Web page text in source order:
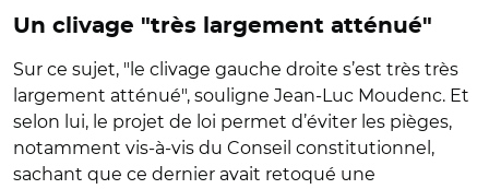
Un clivage "très largement atténué"
Sur ce sujet, "le clivage gauche droite s’est très très
largement atténué", souligne Jean-Luc Moudenc. Et
selon lui, le projet de loi permet d’éviter les pièges,
notamment vis-à-vis du Conseil constitutionnel,
sachant que ce dernier avait retoqué une